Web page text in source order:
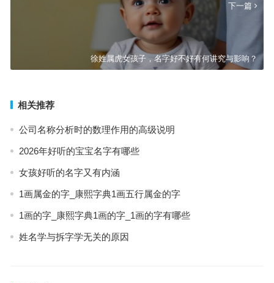
下一篇
徐姓属虎女孩子，名字好不好有何讲究与影响？
相关推荐
公司名称分析时的数理作用的高级说明
2026年好听的宝宝名字有哪些
女孩好听的名字又有内涵
1画属金的字_康熙字典1画五行属金的字
1画的字_康熙字典1画的字_1画的字有哪些
姓名学与拆字学无关的原因